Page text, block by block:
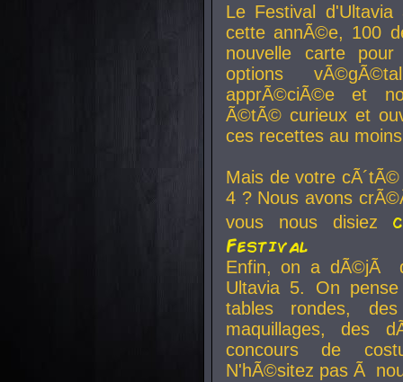
Le Festival
cette annÃ©e, 100
nouvelle carte
options
apprÃ©ciÃ©e et
Ã©tÃ© curieux et
ces recettes au
Mais de votre
4 ? Nous avons
vous nous disiez
Festival
Enfin, on a dÃ©jÃ
Ultavia 5. On
tables rondes,
maquillages, des
concours de
N'hÃ©sitez pas Ã